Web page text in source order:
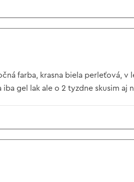
farba, krasna biela perleťová, v
gel lak ale o 2 tyzdne skusim aj